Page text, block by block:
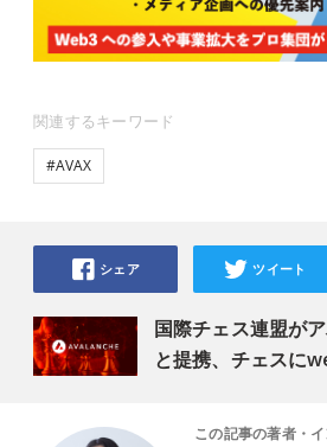
関連するキーワード
#AVAX
国際チェス連盟が
と提携、チェスに
シェア ツイート
この記事の著者・